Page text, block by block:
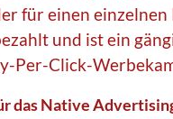
für einen einzelnen
und ist ein
Per-Click-
das Native